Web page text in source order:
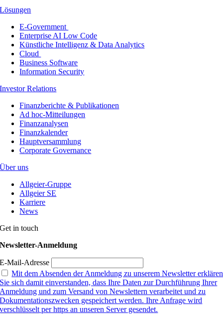
Lösungen
E-Government
Enterprise AI Low Code
Künstliche Intelligenz & Data Analytics
Cloud
Business Software
Information Security
Investor Relations
Finanzberichte & Publikationen
Ad hoc-Mitteilungen
Finanzanalysen
Finanzkalender
Hauptversammlung
Corporate Governance
Über uns
Allgeier-Gruppe
Allgeier SE
Karriere
News
Get in touch
Newsletter-Anmeldung
E-Mail-Adresse
Mit dem Absenden der Anmeldung zu unserem Newsletter erklären
Sie sich damit einverstanden, dass Ihre Daten zur Durchführung Ihrer
Anmeldung und zum Versand von Newslettern verarbeitet und zu
Dokumentationszwecken gespeichert werden. Ihre Anfrage wird
verschlüsselt per https an unseren Server gesendet.